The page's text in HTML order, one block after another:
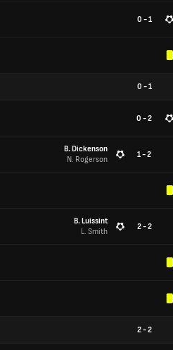
0 - 1
0 -1
0 - 2
B. Dickenson
N. Rogerson
1 - 2
B. Luissint
L. Smith
2 - 2
2-2